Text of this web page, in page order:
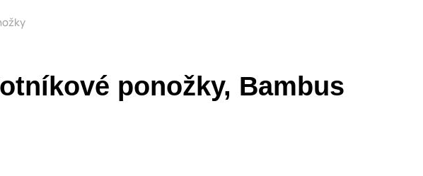
ponožky, Bambus